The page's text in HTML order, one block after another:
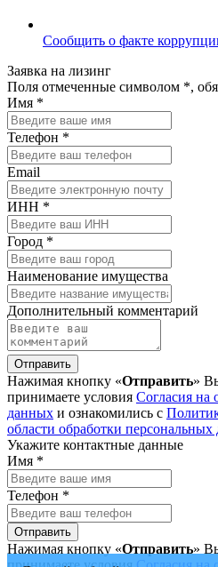
Сообщить о факте
Заявка на лизинг
Поля отмеченные символом *,
Имя *
Телефон *
Email
ИНН *
Город *
Наименование имущества
Дополнительный комментарий
Отправить
Нажимая кнопку «Отправить»
принимаете условия Согласия на
данных и ознакомились с
области обработки
Укажите контактные данные
Имя *
Телефон *
Отправить
Нажимая кнопку «Отправить»